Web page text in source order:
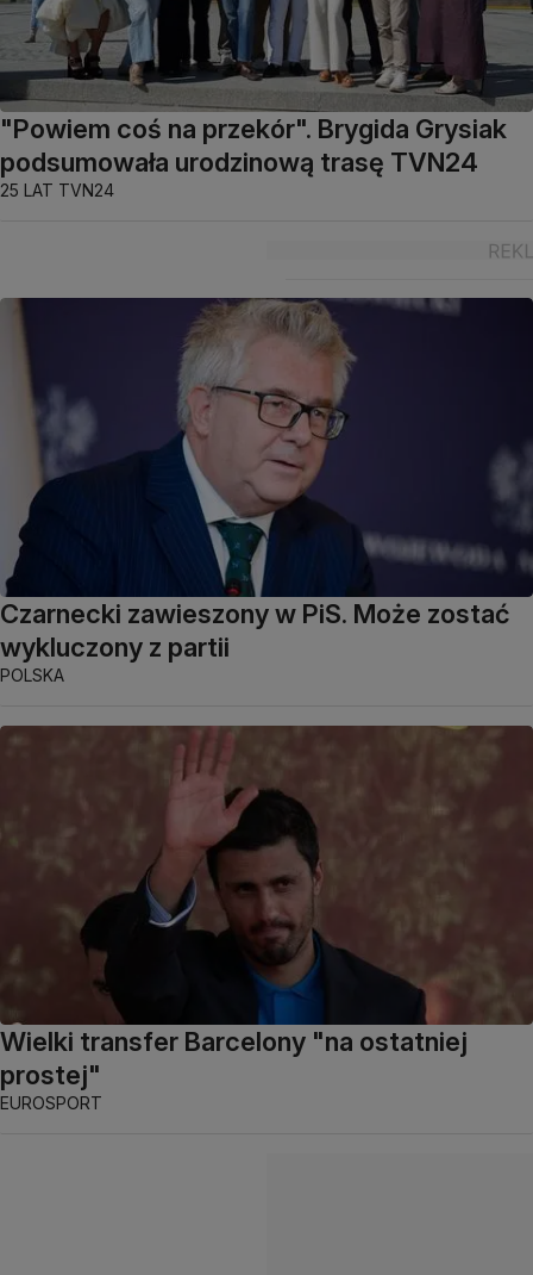
"Powiem coś na przekór". Brygida Grysiak
podsumowała urodzinową trasę TVN24
25 LAT TVN24
Czarnecki zawieszony w PiS. Może zostać
wykluczony z partii
POLSKA
Wielki transfer Barcelony "na ostatniej
prostej"
EUROSPORT